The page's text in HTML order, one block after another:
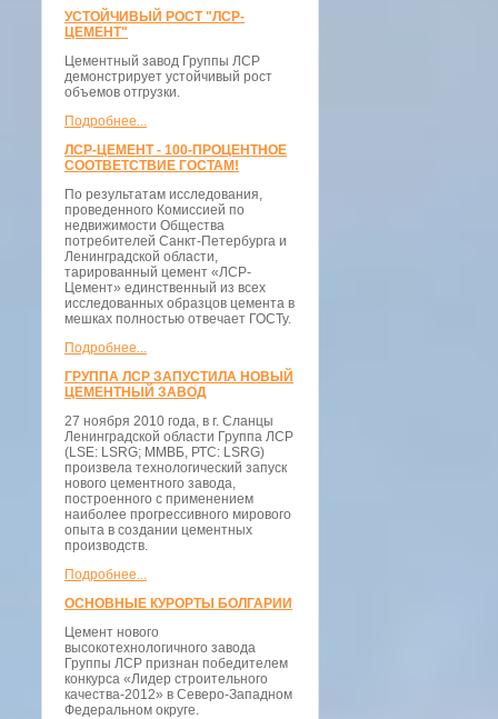
УСТОЙЧИВЫЙ РОСТ "ЛСР-
ЦЕМЕНТ"
Цементный завод Группы ЛСР
демонстрирует устойчивый рост
объемов отгрузки.
Подробнее...
ЛСР-ЦЕМЕНТ - 100-ПРОЦЕНТНОЕ
СООТВЕТСТВИЕ ГОСТАМ!
По результатам исследования,
проведенного Комиссией по
недвижимости Общества
потребителей Санкт-Петербурга и
Ленинградской области,
тарированный цемент «ЛСР-
Цемент» единственный из всех
исследованных образцов цемента в
мешках полностью отвечает ГОСТу.
Подробнее...
ГРУППА ЛСР ЗАПУСТИЛА НОВЫЙ
ЦЕМЕНТНЫЙ ЗАВОД
27 ноября 2010 года, в г. Сланцы
Ленинградской области Группа ЛСР
(LSE: LSRG; ММВБ, РТС: LSRG)
произвела технологический запуск
нового цементного завода,
построенного с применением
наиболее прогрессивного мирового
опыта в создании цементных
производств.
Подробнее...
ОСНОВНЫЕ КУРОРТЫ БОЛГАРИИ
Цемент нового
высокотехнологичного завода
Группы ЛСР признан победителем
конкурса «Лидер строительного
качества-2012» в Северо-Западном
Федеральном округе.